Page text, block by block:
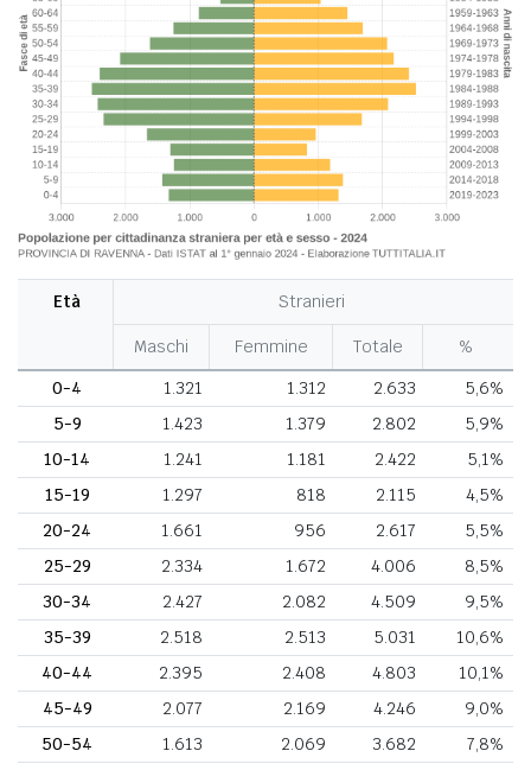
Età Stranieri
Maschi Femmine Totale
%
0-4
1.321 1.312 2.633
5,6%
5-9
1.423 1.379 2.802
5,9%
10-14
1.241 1.181 2.422
5,1%
15-19
1.297 818 2.115
4,5%
20-24
1.661 956 2.617
5,5%
25-29
2.334 1.672 4.006
8,5%
30-34
2.427 2.082 4.509
9,5%
35-39
2.518 2.513 5.031
10,6%
40-44
2.395 2.408 4.803
10,1%
45-49
2.077 2.169 4.246
9,0%
50-54
1.613 2.069 3.682
7,8%